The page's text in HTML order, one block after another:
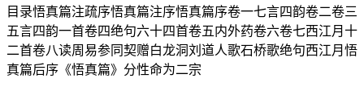
目录悟真篇注疏序悟真篇注序悟真篇序卷一七言四韵卷二卷三
五言四韵一首卷四绝句六十四首卷五内外药卷六卷七西江月十
二首卷八读周易参同契赠白龙洞刘道人歌石桥歌绝句西江月悟
真篇后序《悟真篇》分性命为二宗